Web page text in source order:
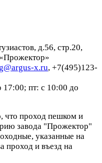
д.56, стр.20,
x.ru, +7(495)123-
пт: с 10:00 до
что проход пешком и
завода "Прожектор"
указанные на
проход и въезд на